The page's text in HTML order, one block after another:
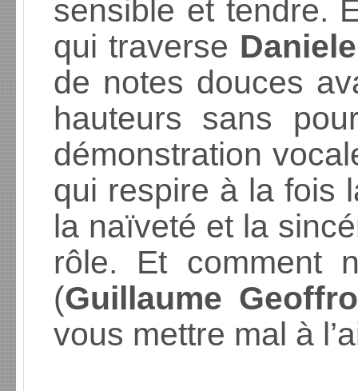
sensible et tendre.
qui traverse
de notes douces
hauteurs sans
démonstration
qui respire à la fois
la naïveté et la
rôle. Et comment
(Guillaume
vous mettre mal à